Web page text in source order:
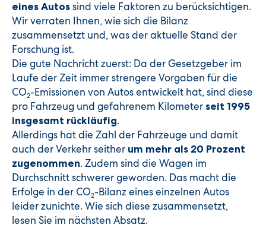
eines Autos sind viele Faktoren zu berücksichtigen.
Wir verraten Ihnen, wie sich die Bilanz
zusammensetzt und, was der aktuelle Stand der
Forschung ist.
Die gute Nachricht zuerst: Da der Gesetzgeber im
Laufe der Zeit immer strengere Vorgaben für die
CO2-Emissionen von Autos entwickelt hat, sind diese
pro Fahrzeug und gefahrenem Kilometer seit 1995
insgesamt rückläufig.
Allerdings hat die Zahl der Fahrzeuge und damit
auch der Verkehr seither um mehr als 20 Prozent
zugenommen. Zudem sind die Wagen im
Durchschnitt schwerer geworden. Das macht die
Erfolge in der CO2-Bilanz eines einzelnen Autos
leider zunichte. Wie sich diese zusammensetzt,
lesen Sie im nächsten Absatz.